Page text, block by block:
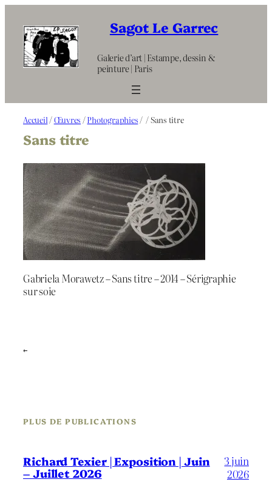
contenu
Sagot Le Garrec
Galerie d’art | Estampe, dessin &
peinture | Paris
Accueil /Œuvres /Photographies / / Sans titre
Sans titre
Gabriela Morawetz – Sans titre – 2014 – Sérigraphie
sur soie
←
PLUS DE PUBLICATIONS
Richard Texier | Exposition | Juin
– Juillet 2026
3 juin
2026